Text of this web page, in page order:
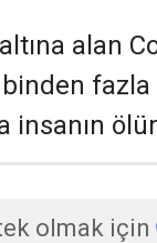
alan
insanın
olmak için